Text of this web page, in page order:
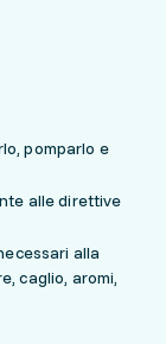
pomparlo e
alle direttive
alla
caglio, aromi,